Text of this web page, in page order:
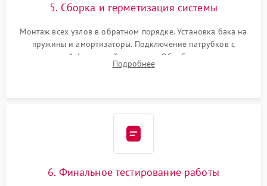
5. Сборка и герметизация системы
Монтаж всех узлов в обратном порядке. Установка бака на
пружины и амортизаторы. Подключение патрубков с
надежной фиксацией хомутами. Обработка стыков
герметиком для предотвращения возможных протечек воды.
Подробнее
6. Финальное тестирование работы